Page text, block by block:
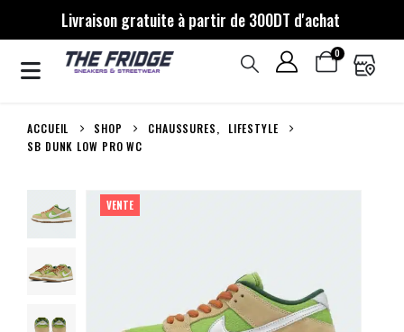
Livraison gratuite à partir de 300DT d'achat
0
ACCUEIL SHOP CHAUSSURES,
LIFESTYLE
SB DUNK LOW PRO WC
VENTE